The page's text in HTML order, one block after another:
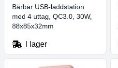
Bärbar USB-laddstation
med 4 uttag, QC3.0, 30W,
88x85x32mm
I lager